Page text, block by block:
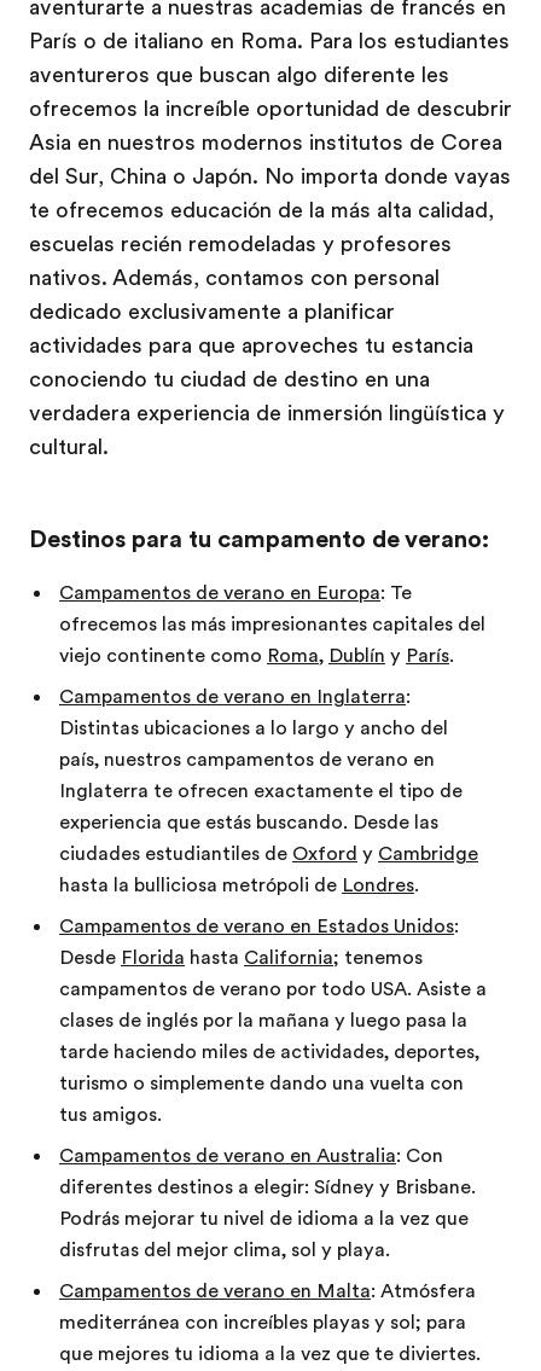
aventurarte a nuestras academias de francés en
París o de italiano en Roma. Para los estudiantes
aventureros que buscan algo diferente les
ofrecemos la increíble oportunidad de descubrir
Asia en nuestros modernos institutos de Corea
del Sur, China o Japón. No importa donde vayas
te ofrecemos educación de la más alta calidad,
escuelas recién remodeladas y profesores
nativos. Además, contamos con personal
dedicado exclusivamente a planificar
actividades para que aproveches tu estancia
conociendo tu ciudad de destino en una
verdadera experiencia de inmersión lingüística y
cultural.
Destinos para tu campamento de verano:
Campamentos de verano en Europa: Te
ofrecemos las más impresionantes capitales del
viejo continente como Roma, Dublín y París.
Campamentos de verano en Inglaterra:
Distintas ubicaciones a lo largo y ancho del
país, nuestros campamentos de verano en
Inglaterra te ofrecen exactamente el tipo de
experiencia que estás buscando. Desde las
ciudades estudiantiles de Oxford y Cambridge
hasta la bulliciosa metrópoli de Londres.
Campamentos de verano en Estados Unidos:
Desde Florida hasta California; tenemos
campamentos de verano por todo USA. Asiste a
clases de inglés por la mañana y luego pasa la
tarde haciendo miles de actividades, deportes,
turismo o simplemente dando una vuelta con
tus amigos.
Campamentos de verano en Australia: Con
diferentes destinos a elegir: Sídney y Brisbane.
Podrás mejorar tu nivel de idioma a la vez que
disfrutas del mejor clima, sol y playa.
Campamentos de verano en Malta: Atmósfera
mediterránea con increíbles playas y sol; para
que mejores tu idioma a la vez que te diviertes.